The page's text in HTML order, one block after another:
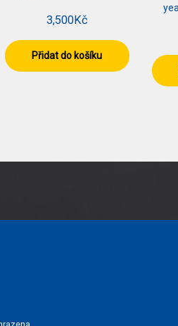
3,500Kč
Přidat do košíku